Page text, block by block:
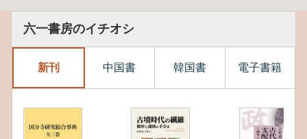
六一書房のイチオシ
新刊 中国書 韓国書 電子書籍